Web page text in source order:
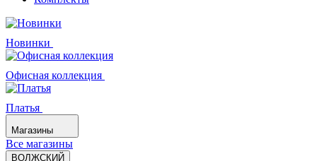
Новинки
Офисная коллекция
Платья
Магазины
Все магазины
ВОЛЖСКИЙ